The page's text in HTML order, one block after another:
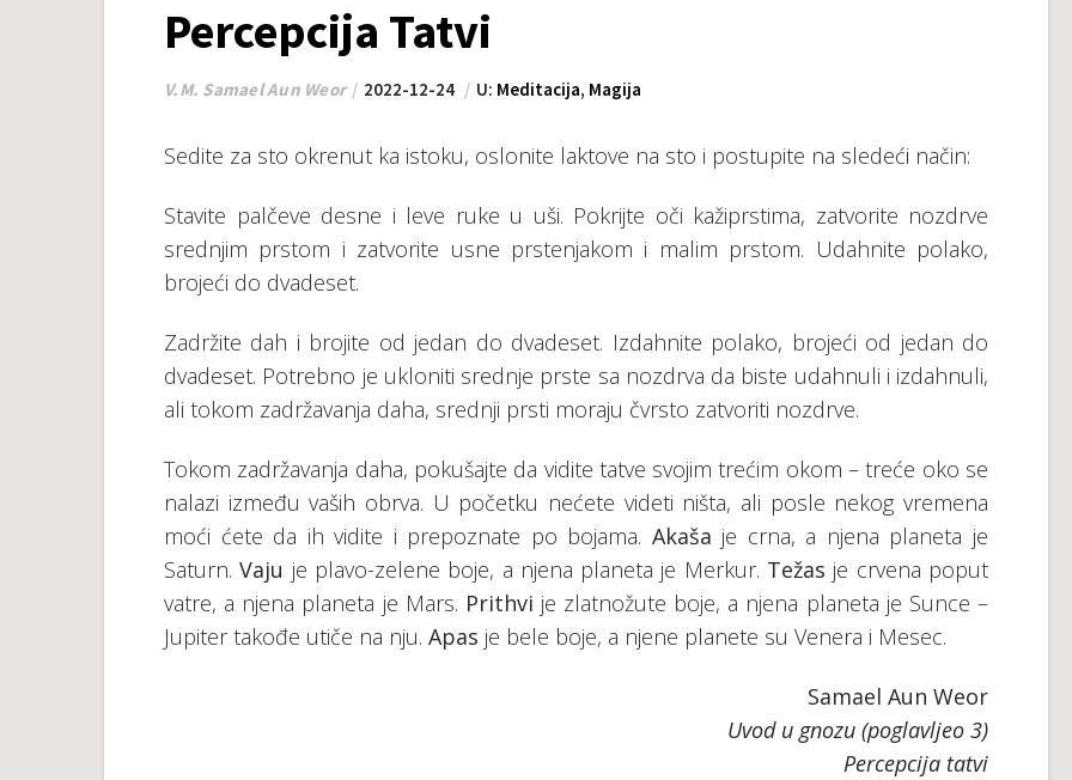
Percepcija Tatvi
V.M. Samael Aun Weor 2022-12-24 U: Meditacija, Magija
Sedite za sto okrenut ka istoku, oslonite laktove na sto i postupite na sledeći način:
Stavite palčeve desne i leve ruke u uši. Pokrijte oči kažiprstima, zatvorite nozdrve
srednjim prstom i zatvorite usne prstenjakom i malim prstom. Udahnite polako,
brojeći do dvadeset.
Zadržite dah i brojite od jedan do dvadeset. Izdahnite polako, brojeći od jedan do
dvadeset. Potrebno je ukloniti srednje prste sa nozdrva da biste udahnuli i izdahnuli,
ali tokom zadržavanja daha, srednji prsti moraju čvrsto zatvoriti nozdrve.
Tokom zadržavanja daha, pokušajte da vidite tatve svojim trećim okom – treće oko se
nalazi između vaših obrva. U početku nećete videti ništa, ali posle nekog vremena
moći ćete da ih vidite i prepoznate po bojama. Akaša je crna, a njena planeta je
Saturn.Vaju je plavo-zelene boje, a njena planeta je Merkur. Težas je crvena poput
vatre, a njena planeta je Mars. Prithvi je zlatnožute boje, a njena planeta je Sunce –
Jupiter takođe utiče na nju. Apas je bele boje, a njene planete su Venera i Mesec.
Samael Aun Weor
Uvod u gnozu (poglavljeo 3)
Percepcija tatvi